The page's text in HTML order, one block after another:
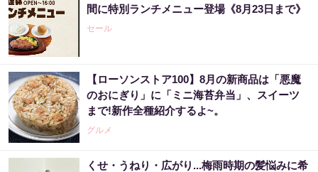
間に特別ランチメニュー登場《8月23日まで》
セール
【ローソンストア100】8月の新商品は「悪魔
のおにぎり」に「ミニ海苔弁当」、スイーツ
まで!新作全種紹介するよ~。
グルメ
くせ・うねり・広がり...梅雨時期の髪悩みに希